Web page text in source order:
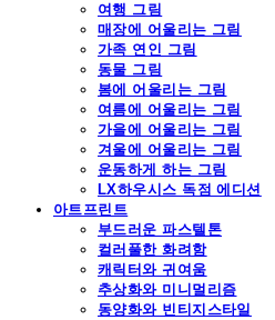
여행 그림
매장에 어울리는 그림
가족 연인 그림
동물 그림
봄에 어울리는 그림
여름에 어울리는 그림
가을에 어울리는 그림
겨울에 어울리는 그림
운동하게 하는 그림
LX하우시스 독점 에디션
아트프린트
부드러운 파스텔톤
컬러풀한 화려함
캐릭터와 귀여움
추상화와 미니멀리즘
동양화와 빈티지스타일